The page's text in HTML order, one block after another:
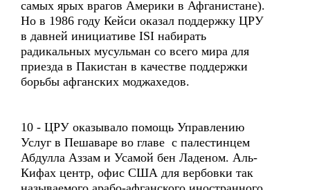
самых ярых врагов Америки в Афганистане).
Но в 1986 году Кейси оказал поддержку ЦРУ
в давней инициативе ISI набирать
радикальных мусульман со всего мира для
приезда в Пакистан в качестве поддержки
борьбы афганских моджахедов.
10 - ЦРУ оказывало помощь Управлению
Услуг в Пешаваре во главе с палестинцем
Абдулла Аззам и Усамой бен Ладеном. Аль-
Кифах центр, офис США для вербовки так